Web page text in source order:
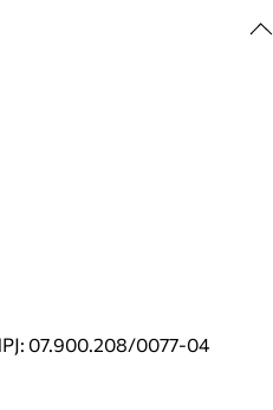
07.900.208/0077-04